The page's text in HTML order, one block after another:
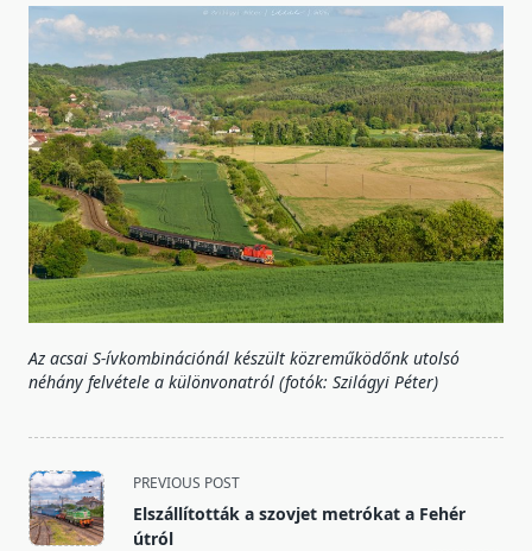
Az acsai S-ívkombinációnál készült közreműködőnk utolsó
néhány felvétele a különvonatról (fotók: Szilágyi Péter)
<span
class="nav-
subtitle
PREVIOUS POST
Elszállították a szovjet metrókat a Fehér
útról